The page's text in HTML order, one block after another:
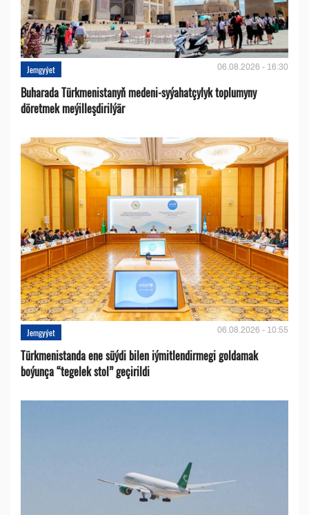
Jemgyýet 06.08.2026 - 16:30
Buharada Türkmenistanyň medeni-syýahatçylyk toplumyny
döretmek meýilleşdirilýär
Jemgyýet 06.08.2026 - 10:55
Türkmenistanda ene süýdi bilen iýmitlendirmegi goldamak
boýunça “tegelek stol” geçirildi